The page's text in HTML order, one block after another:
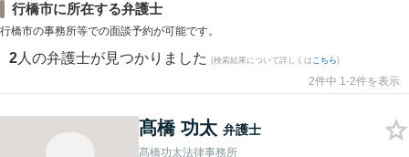
行橋市に所在する弁護士
行橋市の事務所等での面談予約が可能です。
2 人の弁護士が見つかりました (検索結果について詳しくは こちら)
2件中 1-2件を表示
髙橋 功太 弁護士
髙橋功太法律事務所